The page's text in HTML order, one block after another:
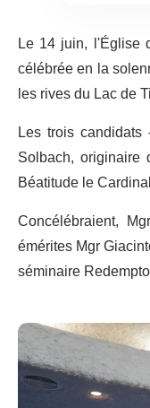
Le 14 juin, l'Église
célébrée en la
les rives du Lac de
Les trois
Solbach,
Béatitude le
Concélébraient,
émérites Mgr
séminaire